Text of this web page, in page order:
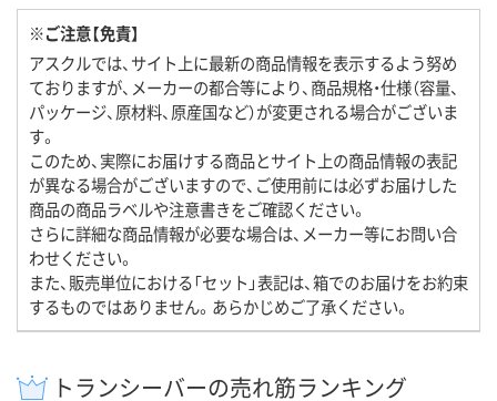
※ご注意【免責】
アスクルでは、サイト上に最新の商品情報を表示するよう努め
ておりますが、メーカーの都合等により、商品規格・仕様（容量、
パッケージ、原材料、原産国など）が変更される場合がございま
す。
このため、実際にお届けする商品とサイト上の商品情報の表記
が異なる場合がございますので、ご使用前には必ずお届けした
商品の商品ラベルや注意書きをご確認ください。
さらに詳細な商品情報が必要な場合は、メーカー等にお問い合
わせください。
また、販売単位における「セット」表記は、箱でのお届けをお約束
するものではありません。あらかじめご了承ください。
トランシーバーの売れ筋ランキング